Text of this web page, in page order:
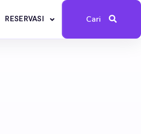
RESERVASI Cari